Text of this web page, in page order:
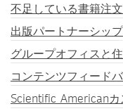
不足している書籍注
出版パートナーシップ
グループオフィスと
コンテンツフィード
Scientific American